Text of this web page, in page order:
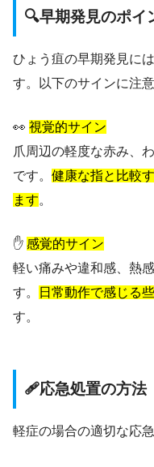
🔍早期発見のポイ
ひょう疽の早期発見には
す。以下のサインに注
👀 視覚的サイン
爪周辺の軽度な赤み、
です。 健康な指と比較
ます。
✋ 感覚的サイン
軽い痛みや違和感、熱
す。
日常動作で感じる
す。
🩹応急処置の方法
軽症の場合の適切な応